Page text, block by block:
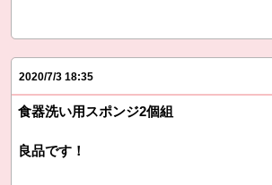
2020/7/3 18:35
食器洗い用スポンジ2個組
良品です！